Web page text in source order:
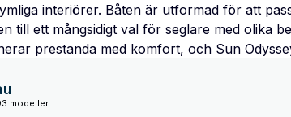
interiörer. Båten är utformad för att
till ett mångsidigt val för seglare med olika
prestanda med komfort, och Sun
modeller